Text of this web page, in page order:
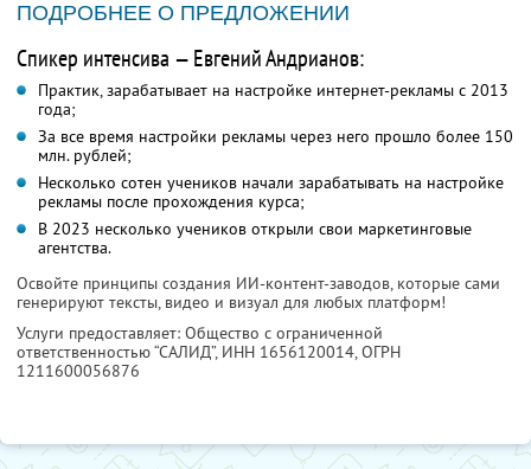
ПОДРОБНЕЕ О ПРЕДЛОЖЕНИИ
Спикер интенсива — Евгений Андрианов:
Практик, зарабатывает на настройке интернет-рекламы с 2013
года;
За все время настройки рекламы через него прошло более 150
млн. рублей;
Несколько сотен учеников начали зарабатывать на настройке
рекламы после прохождения курса;
В 2023 несколько учеников открыли свои маркетинговые
агентства.
Освойте принципы создания ИИ-контент-заводов, которые сами
генерируют тексты, видео и визуал для любых платформ!
Услуги предоставляет: Общество с ограниченной
ответственностью “САЛИД”, ИНН 1656120014, ОГРН
1211600056876